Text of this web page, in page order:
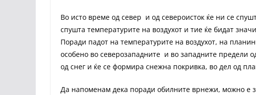
Во исто време од север и од североисток ќе ни се
спушта температурите на воздухот и тие ќе бидат
Поради падот на температурите на воздухот, на
особено во северозападните и во западните предели
од снег и ќе се формира снежна покривка, во дел од
Да напоменам дека поради обилните врнежи, можно е